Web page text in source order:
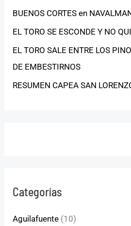
BUENOS CORTES en
EL TORO SE ESCONDE Y NO
EL TORO SALE ENTRE LOS
DE EMBESTIRNOS
RESUMEN CAPEA SAN
Categorías
Aguilafuente (10)